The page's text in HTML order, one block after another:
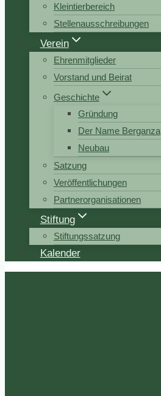
Kleintierbereich
Stellenausschreibungen
Verein
Ehrenmitglieder
Vorstand und Beirat
Geschichte
Gründung
Der Name Berganza
Neubau
Satzung
Veröffentlichungen
Partnerorganisationen
Stiftung
Stiftungssatzung
Kalender